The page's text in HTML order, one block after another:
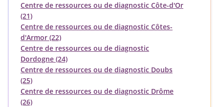
Centre de ressources ou de diagnostic Côte-d'Or
(21)
Centre de ressources ou de diagnostic Côtes-
d'Armor (22)
Centre de ressources ou de diagnostic
Dordogne (24)
Centre de ressources ou de diagnostic Doubs
(25)
Centre de ressources ou de diagnostic Drôme
(26)